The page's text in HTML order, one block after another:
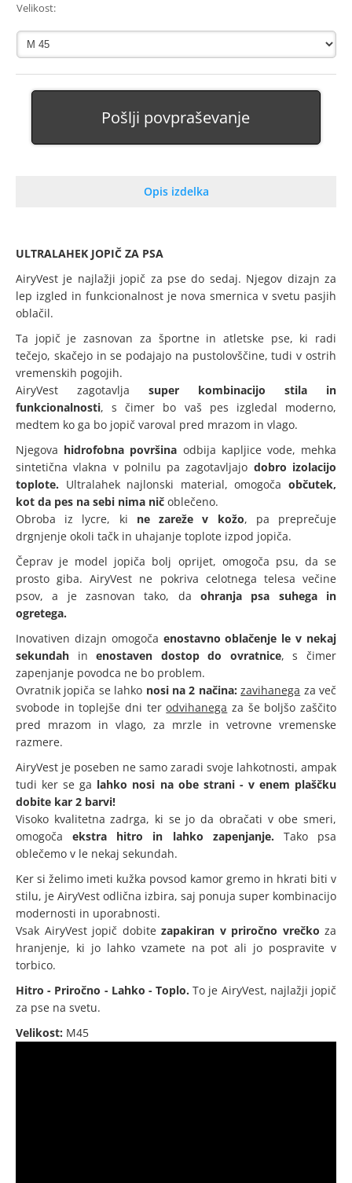
Velikost:
Pošlji povpraševanje
Opis izdelka
ULTRALAHEK JOPIČ ZA PSA
AiryVest je najlažji jopič za pse do sedaj. Njegov dizajn za
lep izgled in funkcionalnost je nova smernica v svetu pasjih
oblačil.
Ta jopič je zasnovan za športne in atletske pse, ki radi
tečejo, skačejo in se podajajo na pustolovščine, tudi v ostrih
vremenskih pogojih.
AiryVest zagotavlja super kombinacijo stila in
funkcionalnosti, s čimer bo vaš pes izgledal moderno,
medtem ko ga bo jopič varoval pred mrazom in vlago.
Njegova hidrofobna površina odbija kapljice vode, mehka
sintetična vlakna v polnilu pa zagotavljajo dobro izolacijo
toplote. Ultralahek najlonski material, omogočaobčutek,
kot da pes na sebi nima nič oblečeno.
Obroba iz lycre, ki ne zareže v kožo, pa preprečuje
drgnjenje okoli tačk in uhajanje toplote izpod jopiča.
Čeprav je model jopiča bolj oprijet, omogoča psu, da se
prosto giba. AiryVest ne pokriva celotnega telesa večine
psov, a je zasnovan tako, da ohranja psa suhega in
ogretega.
Inovativen dizajn omogoča enostavno oblačenje le v nekaj
sekundah inenostaven dostop do ovratnice, s čimer
zapenjanje povodca ne bo problem.
Ovratnik jopiča se lahko nosi na 2 načina: zavihanega za več
svobode in toplejše dni terodvihanega za še boljšo zaščito
pred mrazom in vlago, za mrzle in vetrovne vremenske
razmere.
AiryVest je poseben ne samo zaradi svoje lahkotnosti, ampak
tudi ker se ga lahko nosi na obe strani - v enem plaščku
dobite kar 2 barvi!
Visoko kvalitetna zadrga, ki se jo da obračati v obe smeri,
omogočaekstra hitro in lahko zapenjanje. Tako psa
oblečemo v le nekaj sekundah.
Ker si želimo imeti kužka povsod kamor gremo in hkrati biti v
stilu, je AiryVest odlična izbira, saj ponuja super kombinacijo
modernosti in uporabnosti.
Vsak AiryVest jopič dobite zapakiran v priročno vrečko za
hranjenje, ki jo lahko vzamete na pot ali jo pospravite v
torbico.
Hitro - Priročno - Lahko - Toplo.To je AiryVest, najlažji jopič
za pse na svetu.
Velikost: M45